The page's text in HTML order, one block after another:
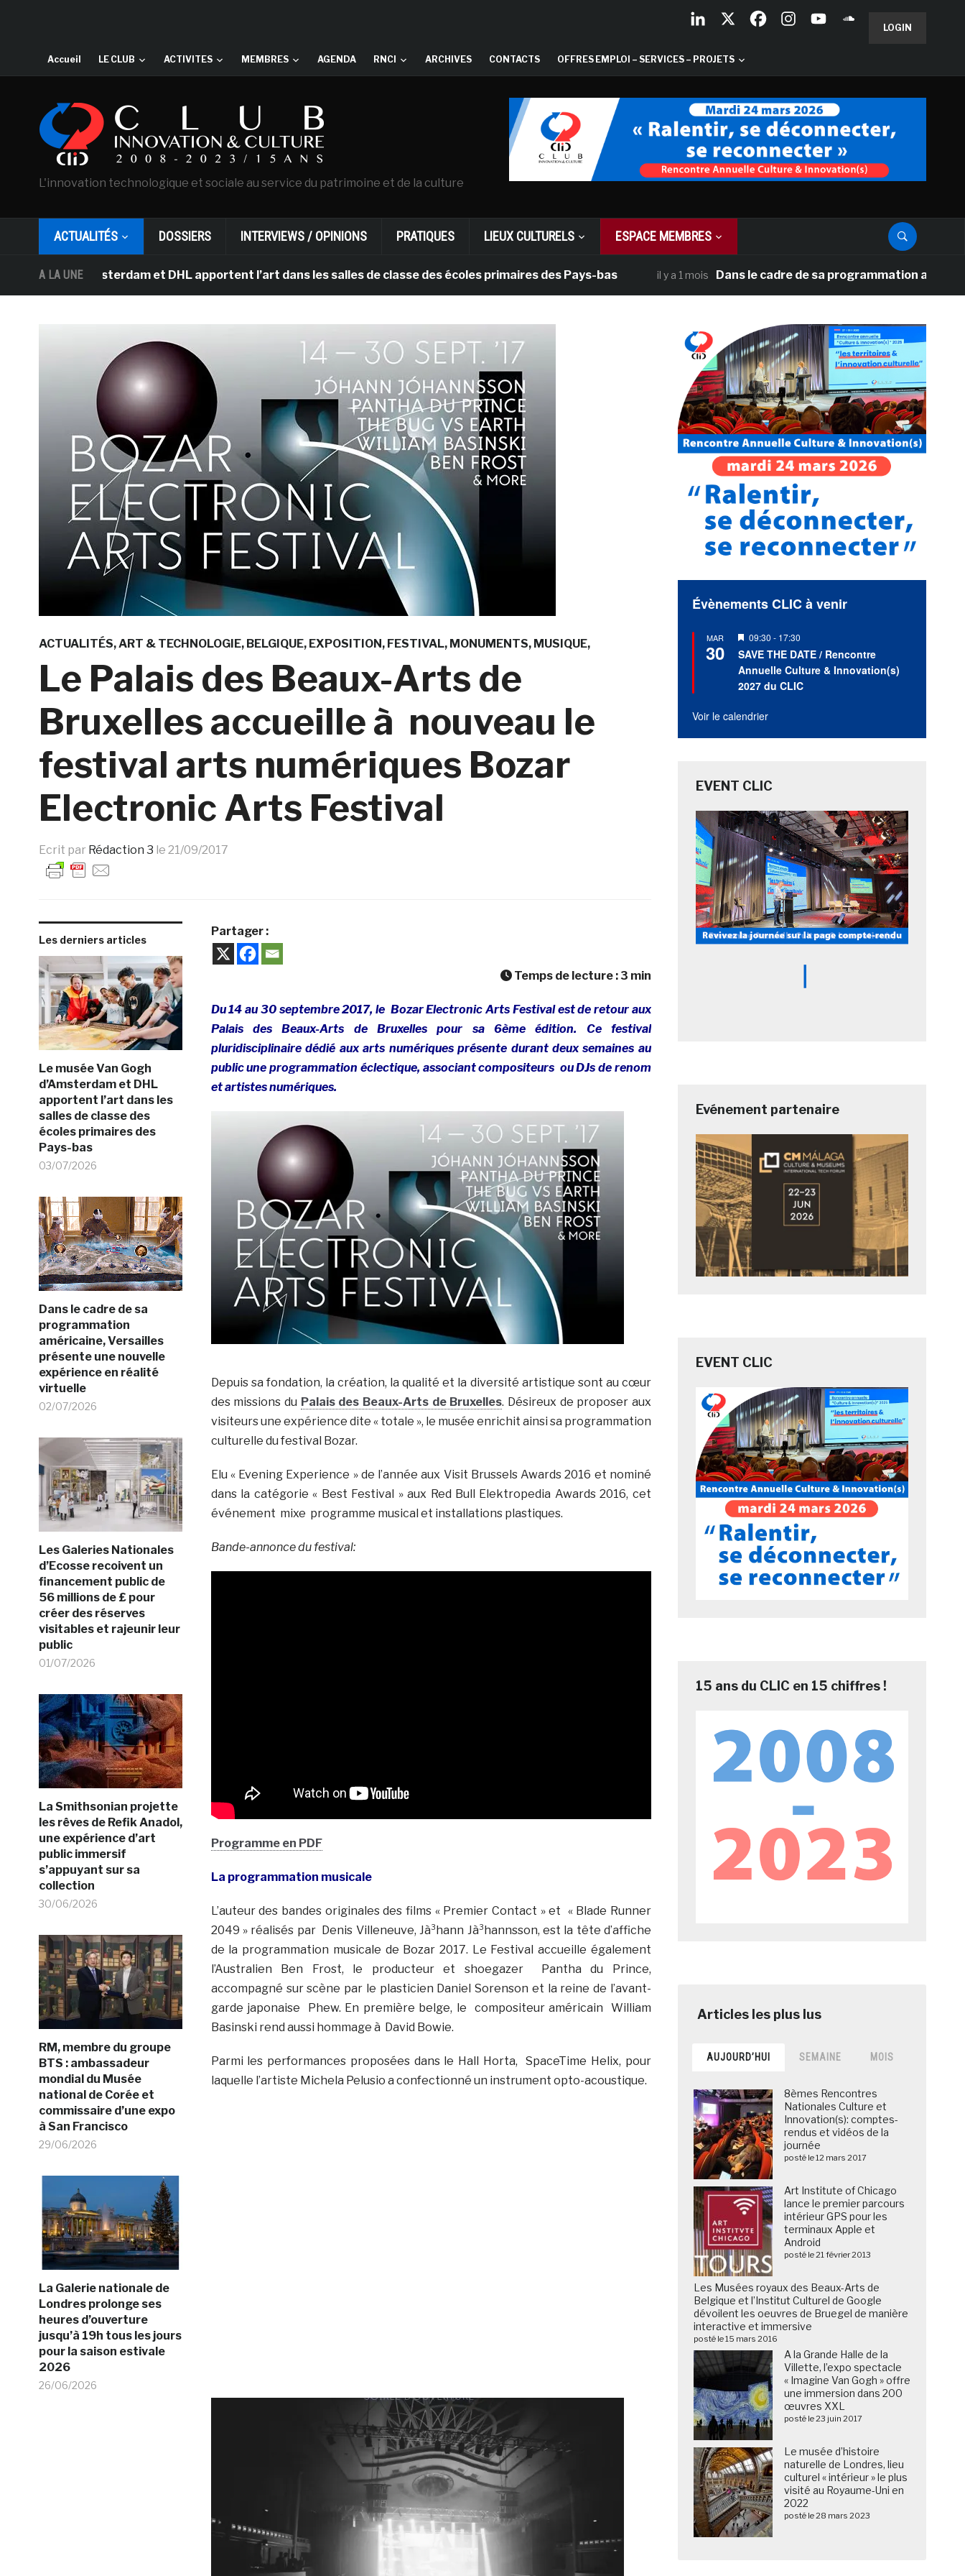
LOGIN
Accueil LE CLUB ACTIVITES MEMBRES AGENDA RNCI ARCHIVES CONTACTS OFFRES EMPLOI – SERVICES – PROJETS
L'innovation technologique et sociale au service du patrimoine et de la culture
ACTUALITÉS DOSSIERS INTERVIEWS / OPINIONS PRATIQUES LIEUX CULTURELS ESPACE MEMBRES
A LA UNE
d’Amsterdam et DHL apportent l’art dans les salles de classe des écoles primaires des Pays-bas il y a 1 mois Dans le cadre de sa programmation américaine,
ACTUALITÉS ART & TECHNOLOGIE BELGIQUE EXPOSITION FESTIVAL MONUMENTS MUSIQUE
Le Palais des Beaux-Arts de
Bruxelles accueille à nouveau le
festival arts numériques Bozar
Electronic Arts Festival
Ecrit par Rédaction 3 le 21/09/2017
Les derniers articles
Le musée Van Gogh
d’Amsterdam et DHL
apportent l’art dans les
salles de classe des
écoles primaires des
Pays-bas
03/07/2026
Dans le cadre de sa
programmation
américaine, Versailles
présente une nouvelle
expérience en réalité
virtuelle
02/07/2026
Les Galeries Nationales
d’Ecosse recoivent un
financement public de
56 millions de £ pour
créer des réserves
visitables et rajeunir leur
public
01/07/2026
La Smithsonian projette
les rêves de Refik Anadol,
une expérience d’art
public immersif
s’appuyant sur sa
collection
30/06/2026
RM, membre du groupe
BTS : ambassadeur
mondial du Musée
national de Corée et
commissaire d’une expo
à San Francisco
29/06/2026
La Galerie nationale de
Londres prolonge ses
heures d’ouverture
jusqu’à 19h tous les jours
pour la saison estivale
2026
26/06/2026
Partager :
Temps de lecture : 3 min
Du 14 au 30 septembre 2017, le Bozar Electronic Arts Festival est de retour aux
Palais des Beaux-Arts de Bruxelles pour sa 6ème édition. Ce festival
pluridisciplinaire dédié aux arts numériques présente durant deux semaines au
public une programmation éclectique, associant compositeurs ou DJs de renom
et artistes numériques.
Depuis sa fondation, la création, la qualité et la diversité artistique sont au cœur
des missions du Palais des Beaux-Arts de Bruxelles. Désireux de proposer aux
visiteurs une expérience dite « totale », le musée enrichit ainsi sa programmation
culturelle du festival Bozar.
Elu « Evening Experience » de l’année aux Visit Brussels Awards 2016 et nominé
dans la catégorie « Best Festival » aux Red Bull Elektropedia Awards 2016, cet
événement mixe programme musical et installations plastiques.
Bande-annonce du festival:
Programme en PDF
La programmation musicale
L’auteur des bandes originales des films « Premier Contact » et « Blade Runner
2049 » réalisés par Denis Villeneuve, Jà³hann Jà³hannsson, est la tête d’affiche
de la programmation musicale de Bozar 2017. Le Festival accueille également
l’Australien Ben Frost, le producteur et shoegazer Pantha du Prince,
accompagné sur scène par le plasticien Daniel Sorenson et la reine de l’avant-
garde japonaise Phew. En première belge, le compositeur américain William
Basinski rend aussi hommage à David Bowie.
Parmi les performances proposées dans le Hall Horta, SpaceTime Helix, pour
laquelle l’artiste Michela Pelusio a confectionné un instrument opto-acoustique.
Évènements CLIC à venir
MAR
30
Mis
en
avant
09:30 - 17:30
SAVE THE DATE / Rencontre
Annuelle Culture & Innovation(s)
2027 du CLIC
Voir le calendrier
EVENT CLIC
Evénement partenaire
EVENT CLIC
15 ans du CLIC en 15 chiffres !
AUJOURD’HUI SEMAINE MOIS
8èmes Rencontres
Nationales Culture et
Innovation(s): comptes-
rendus et vidéos de la
journée
posté le 12 mars 2017
Art Institute of Chicago
lance le premier parcours
intérieur GPS pour les
terminaux Apple et
Android
posté le 21 février 2013
Les Musées royaux des Beaux-Arts de
Belgique et l’Institut Culturel de Google
dévoilent les oeuvres de Bruegel de manière
interactive et immersive
posté le 15 mars 2016
A la Grande Halle de la
Villette, l’expo spectacle
« Imagine Van Gogh » offre
une immersion dans 200
œuvres XXL
posté le 23 juin 2017
Le musée d’histoire
naturelle de Londres, lieu
culturel « intérieur » le plus
visité au Royaume-Uni en
2022
posté le 28 mars 2023